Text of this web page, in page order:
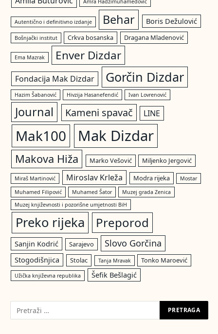
Amra Hadžimuhamedović
Autentično i definitivno izdanje Behar Boris Dežulović
Bošnjački institut Crkva bosanska Dragana Mladenović
Ema Mazrak Enver Dizdar
Fondacija Mak Dizdar Gorčin Dizdar
Hazim Šabanović Hivzija Hasanefendić Ivan Lovrenović
Journal Kameni spavač LINE
Mak100 Mak Dizdar
Makova Hiža Marko Vešović Miljenko Jergović
Miraš Martinović Miroslav Krleža Modra rijeka
Mostar
Muhamed Filipović
Muhamed Šator
Muzej grada Zenica
Muzej književnosti i pozorišne umjetnosti BiH
Preko rijeka Preporod
Sanjin Kodrić Sarajevo Slovo Gorčina
Stogodišnjica Stolac Tanja Mravak Tonko Maroević
Užička književna republika Šefik Bešlagić